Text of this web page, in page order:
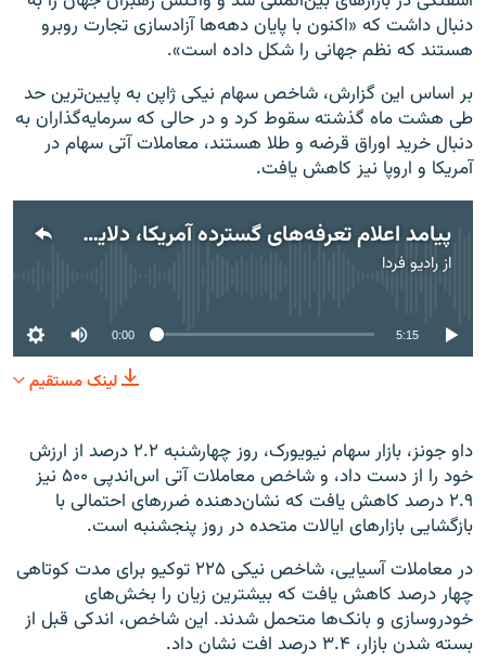
دنبال داشت که «اکنون با پایان دهه‌ها آزادسازی تجارت روبرو
هستند که نظم جهانی را شکل داده است».
بر اساس این گزارش، شاخص سهام نیکی ژاپن به پایین‌ترین حد
طی هشت ماه گذشته سقوط کرد و در حالی که سرمایه‌گذاران به
دنبال خرید اوراق قرضه و طلا هستند، معاملات آتی سهام در
آمریکا و اروپا نیز کاهش یافت.
پیامد اعلام تعرفه‌های گسترده آمریکا، دلایل و چشم‌انداز در گفت‌وگو با مهدی قدسی
ازرادیو فردا
0:00 5:15
لینک مستقیم
داو جونز، بازار سهام نیویورک، روز چهارشنبه ۲.۲ درصد از ارزش
خود را از دست داد، و شاخص معاملات آتی اس‌اندپی ۵۰۰ نیز
۲.۹ درصد کاهش یافت که نشان‌دهنده ضررهای احتمالی با
بازگشایی بازارهای ایالات متحده در روز پنجشنبه است.
در معاملات آسیایی، شاخص نیکی ۲۲۵ توکیو برای مدت کوتاهی
چهار درصد کاهش یافت که بیشترین زیان را بخش‌های
خودروسازی و بانک‌ها متحمل شدند. این شاخص، اندکی قبل از
بسته شدن بازار، ۳.۴ درصد افت نشان داد.